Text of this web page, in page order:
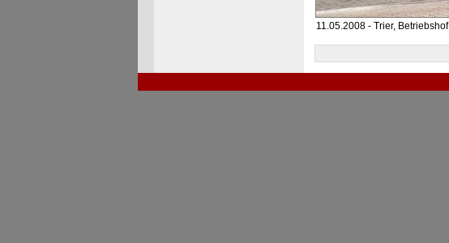
11.05.2008 - Trier, Betriebshof